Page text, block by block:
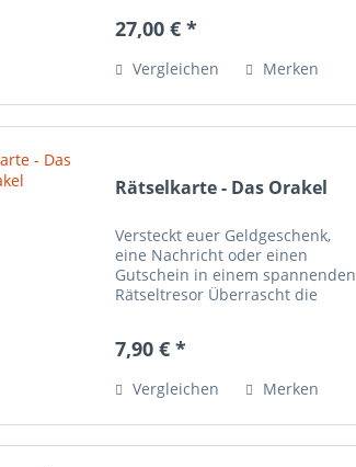
Charlie findet ihr 24 rätselhafte
27,00 € *
Vergleichen Merken
Rätselkarte - Das Orakel
Versteckt euer Geldgeschenk,
eine Nachricht oder einen
Gutschein in einem spannenden
Rätseltresor Überrascht die
Individuelle Sprachnachricht in
Freirubbeln...
7,90 € *
Vergleichen Merken